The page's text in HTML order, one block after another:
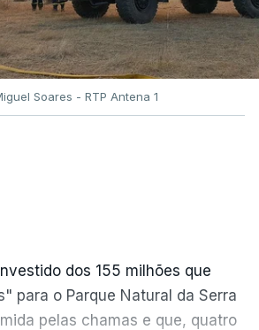
Soares - RTP Antena 1
dos 155 milhões que
para o Parque Natural da Serra
pelas chamas e que, quatro